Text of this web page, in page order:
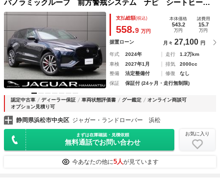
パノラミックルーフ 前方警戒システム ナビ シートヒータ
ー メモリ機能付シート ＭＥＩＲＩＤＩＡＮサウンド オー
支払総額(税込)
558.9 万円
本体価格
543.2
万円
諸費用
15.7
万円
据置ローン 月々 27,100 円
年式 2024年 走行
1.2万km
車検
2027年1月 排気
2000cc
整備
法定整備付 修復
なし
保証
保証付 (24ヶ月・走行無制限)
認定中古車 ディーラー保証 車両状態評価書 グー鑑定
オンライン商談可
オプション見積り可
静岡県浜松市中央区 ジャガー・ランドローバー 浜松
まずは在庫確認・見積依頼
無料通話でお問い合わせ
お気に入り
今あなたの他に5人が見ています